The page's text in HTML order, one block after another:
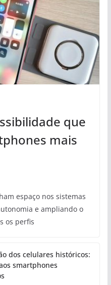
que
mais
espaço nos sistemas
e ampliando o
os perfis
dos celulares históricos:
smartphones